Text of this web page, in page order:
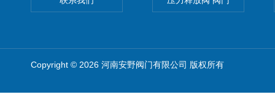
Copyright © 2026 河南安野阀门有限公司 版权所有